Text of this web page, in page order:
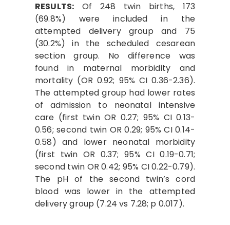
RESULTS: Of 248 twin births, 173
(69.8%) were included in the
attempted delivery group and 75
(30.2%) in the scheduled cesarean
section group. No difference was
found in maternal morbidity and
mortality (OR 0.92; 95% CI 0.36-2.36).
The attempted group had lower rates
of admission to neonatal intensive
care (first twin OR 0.27; 95% CI 0.13-
0.56; second twin OR 0.29; 95% CI 0.14-
0.58) and lower neonatal morbidity
(first twin OR 0.37; 95% CI 0.19-0.71;
second twin OR 0.42; 95% CI 0.22-0.79).
The pH of the second twin’s cord
blood was lower in the attempted
delivery group (7.24 vs 7.28; p 0.017).